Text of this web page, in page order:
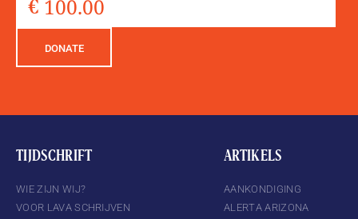
DONATE
TIJDSCHRIFT
WIE ZIJN WIJ?
VOOR LAVA SCHRIJVEN
ARTIKELS
AANKONDIGING
ALERTA ARIZONA